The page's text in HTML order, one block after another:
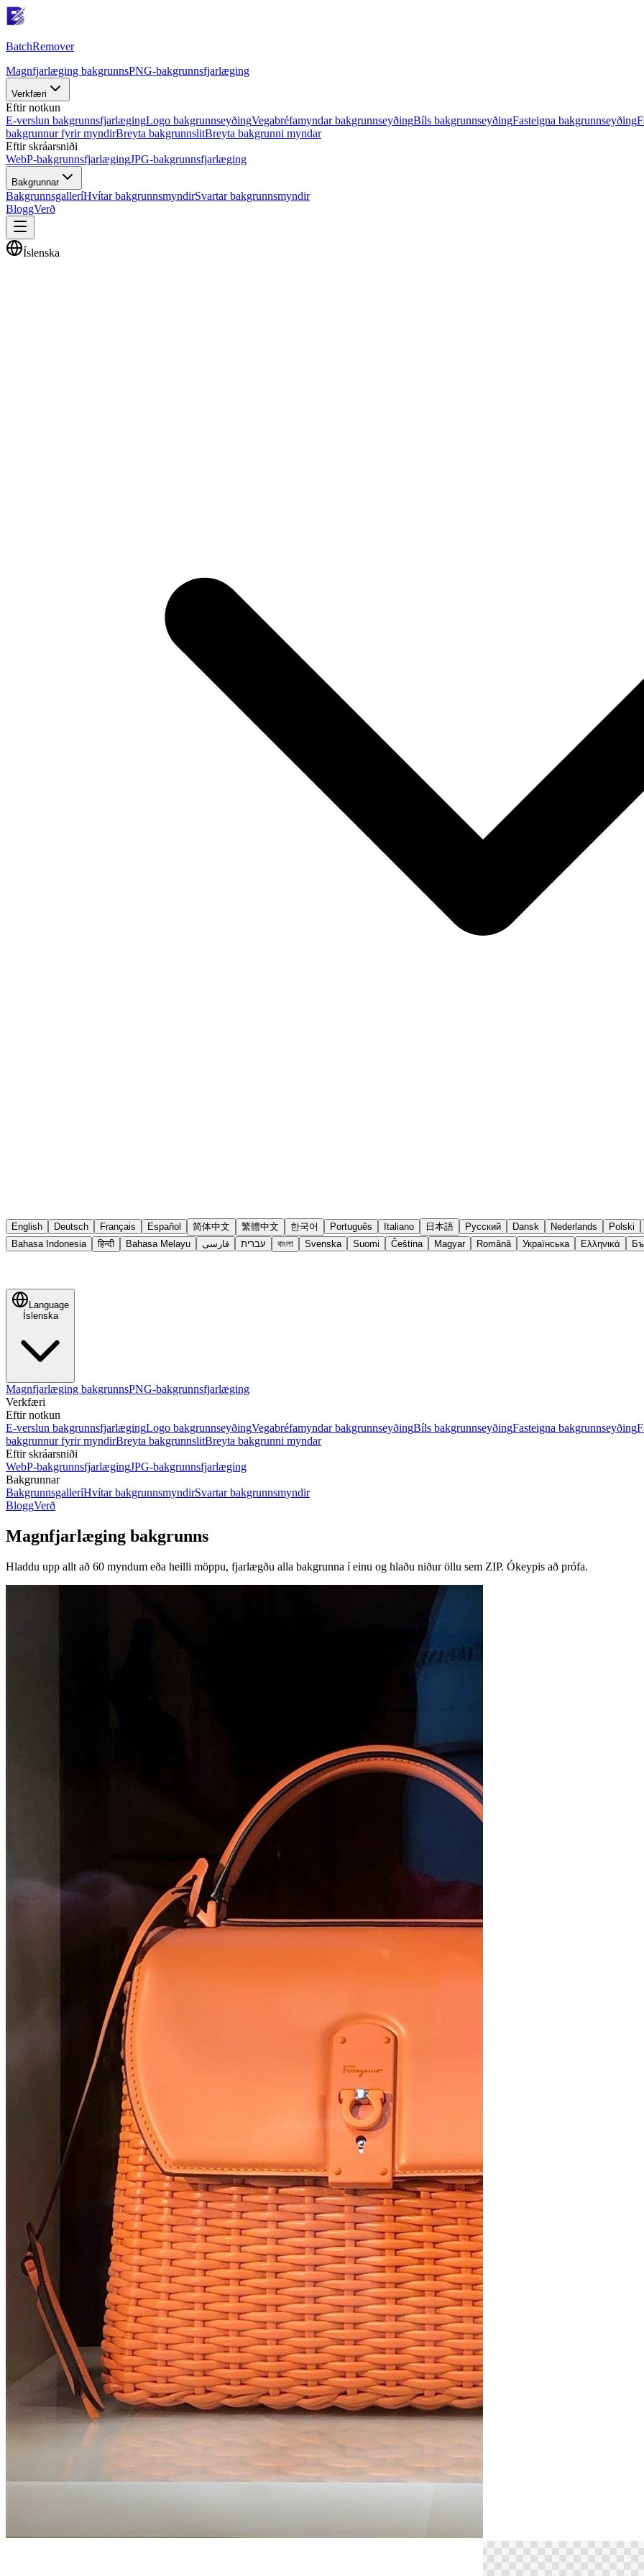
BatchRemover
Magnfjarlæging bakgrunnsPNG-bakgrunnsfjarlæging
Verkfæri
Eftir notkun
E-verslun bakgrunnsfjarlægingLogo bakgrunnseyðingVegabréfamyndar bakgrunnseyðingBíls bakgrunnseyðingFasteigna bakgrunnseyðing
bakgrunnur fyrir myndirBreyta bakgrunnslitBreyta bakgrunni myndar
Eftir skráarsniði
WebP-bakgrunnsfjarlægingJPG-bakgrunnsfjarlæging
Bakgrunnar
BakgrunnsgalleríHvítar bakgrunnsmyndirSvartar bakgrunnsmyndir
BloggVerð
Íslenska
English Deutsch Français Español 简体中文 繁體中文 한국어 Português Italiano 日本語 Русский Dansk Nederlands Polski
Bahasa Indonesia
हिन्दी Bahasa Melayu فارسی עברית বাংলা Svenska Suomi Čeština Magyar Română Українська Ελληνικά
Language
Íslenska
Magnfjarlæging bakgrunnsPNG-bakgrunnsfjarlæging
Verkfæri
Eftir notkun
E-verslun bakgrunnsfjarlægingLogo bakgrunnseyðingVegabréfamyndar bakgrunnseyðingBíls bakgrunnseyðingFasteigna bakgrunnseyðing
bakgrunnur fyrir myndirBreyta bakgrunnslitBreyta bakgrunni myndar
Eftir skráarsniði
WebP-bakgrunnsfjarlægingJPG-bakgrunnsfjarlæging
Bakgrunnar
BakgrunnsgalleríHvítar bakgrunnsmyndirSvartar bakgrunnsmyndir
BloggVerð
Magnfjarlæging bakgrunns
Hladdu upp allt að 60 myndum eða heilli möppu, fjarlægðu alla bakgrunna í einu og hlaðu niður öllu sem ZIP. Ókeypis að prófa.